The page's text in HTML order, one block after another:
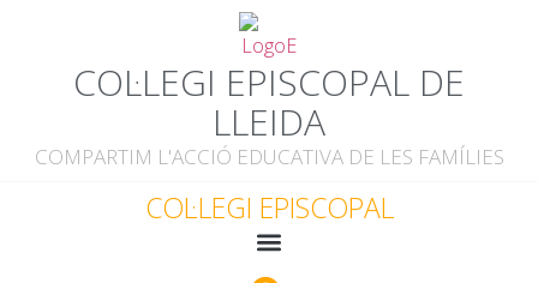
COL·LEGI EPISCOPAL DE
LLEIDA
COMPARTIM L'ACCIÓ EDUCATIVA DE LES FAMÍLIES
COL·LEGI EPISCOPAL